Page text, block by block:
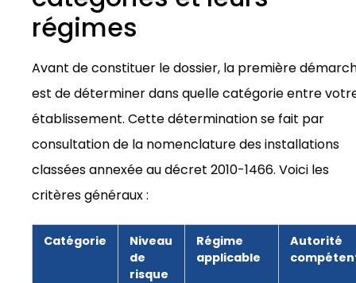
régimes
Avant de constituer le dossier, la première
est de déterminer dans quelle catégorie entre
établissement. Cette détermination se fait par
consultation de la nomenclature des installations
classées annexée au décret 2010-1466. Voici les
critères généraux :
Catégorie
Niveau
de
risque
Régime
applicable
Autorité